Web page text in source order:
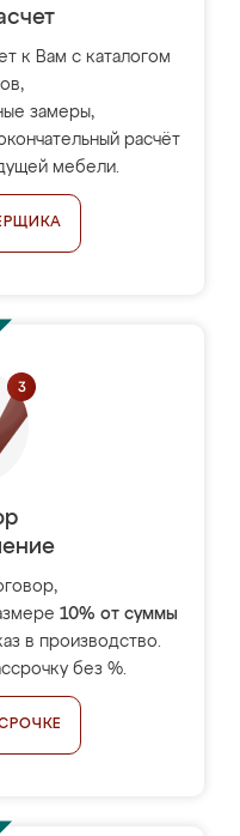
к Вам с каталогом
замеры,
расчёт
мебели.
10% от суммы
в производство.
без %.